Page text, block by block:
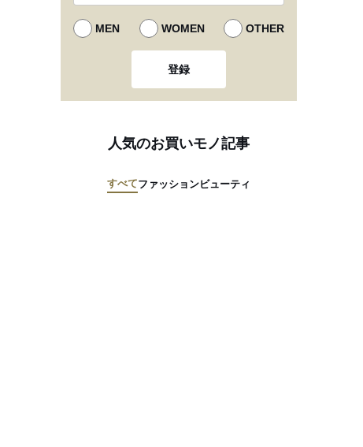
MEN WOMEN OTHER
登録
人気のお買いモノ記事
すべてファッションビューティ